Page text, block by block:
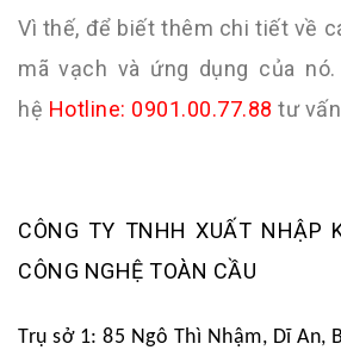
Vì thế, để biết thêm chi tiết về
mã vạch và ứng dụng của
hệ Hotline: 0901.00.77.88 tư
CÔNG TY TNHH XUẤT NHẬP
CÔNG NGHỆ TOÀN CẦU
Trụ sở 1: 85 Ngô Thì Nhậm, Dĩ An,